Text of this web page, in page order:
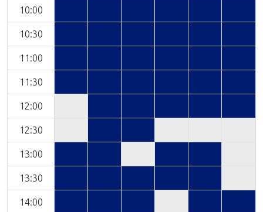
10:00
10:30
11:00
11:30
12:00
12:30
13:00
13:30
14:00